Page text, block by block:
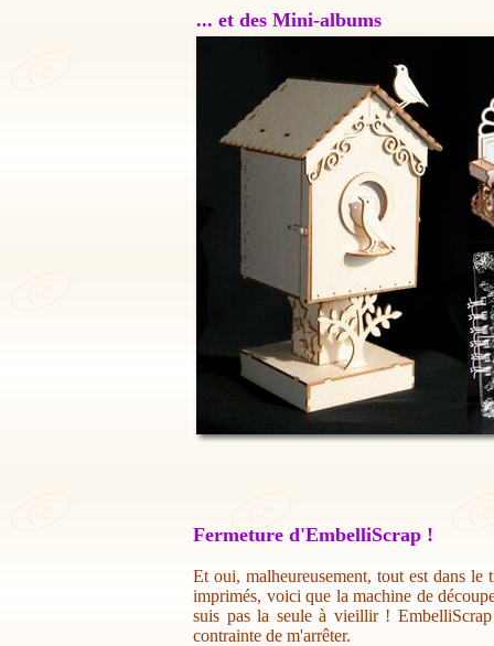
... et des Mini-albums
Fermeture d'EmbelliScrap !
Et oui, malheureusement, tout est dans
imprimés, voici que la machine de
suis pas la seule à vieillir !
contrainte de m'arrêter.